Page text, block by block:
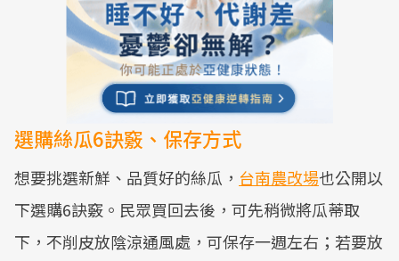
選購絲瓜6訣竅、保存方式
想要挑選新鮮、品質好的絲瓜， 台南農改場也公開以
下選購6訣竅。民眾買回去後，可先稍微將瓜蒂取
下，不削皮放陰涼通風處，可保存一週左右；若要放